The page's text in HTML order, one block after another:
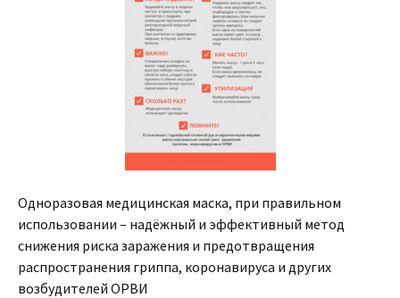
Одноразовая медицинская маска, при правильном
использовании – надёжный и эффективный метод
снижения риска заражения и предотвращения
распространения гриппа, коронавируса и других
возбудителей ОРВИ